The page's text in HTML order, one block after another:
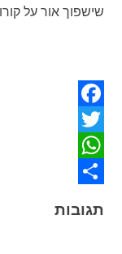
שישפוך אור על
Facebook
Twitter
WhatsApp
תגובות